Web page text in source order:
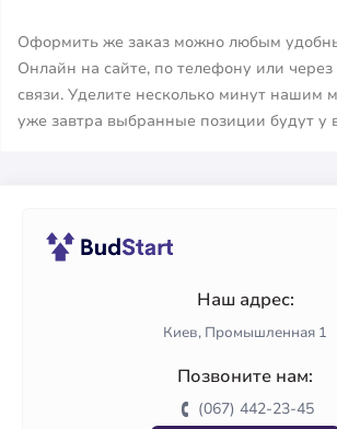
Оформить же заказ можно любым
Онлайн на сайте, по телефону или
связи. Уделите несколько минут нашим
уже завтра выбранные позиции будут у
Наш адрес:
Киев, Промышленная 1
Позвоните нам:
(067) 442-23-45